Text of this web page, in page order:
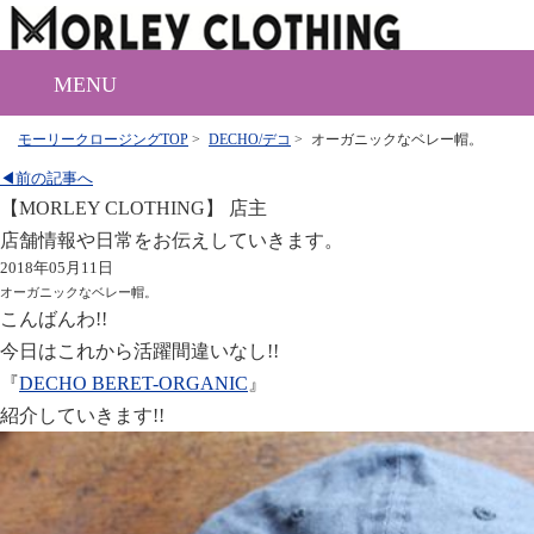
MENU
モーリークロージングTOP > DECHO/デコ > オーガニックなベレー帽。
◀前の記事へ
【MORLEY CLOTHING】 店主
店舗情報や日常をお伝えしていきます。
2018年05月11日
オーガニックなベレー帽。
こんばんわ!!
今日はこれから活躍間違いなし!!
『DECHO BERET-ORGANIC 』
紹介していきます!!